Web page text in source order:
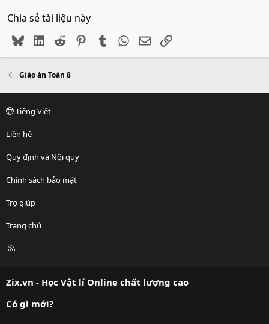
Chia sẻ tài liệu này
BlueskyLinkedIn
Reddit PinterestTumblr WhatsApp
EmailLink
Giáo án Toán 8
Tiếng Việt
Liên hệ
Quy định và Nội quy
Chính sách bảo mật
Trợ giúp
Trang chủ
R
Zix.vn - Học Vật lí Online chất lượng cao
Có gì mới?